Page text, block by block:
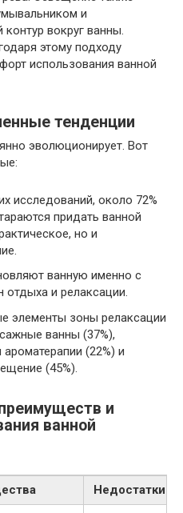
и
вокруг ванны.
этому подходу
использования ванной
тенденции
эволюционирует. Вот
исследований, около 72%
придать ванной
но и
ванную именно с
отдыха и релаксации.
элементы зоны релаксации
ванны (37%),
(22%) и
(45%).
и
ванной
Недостатки